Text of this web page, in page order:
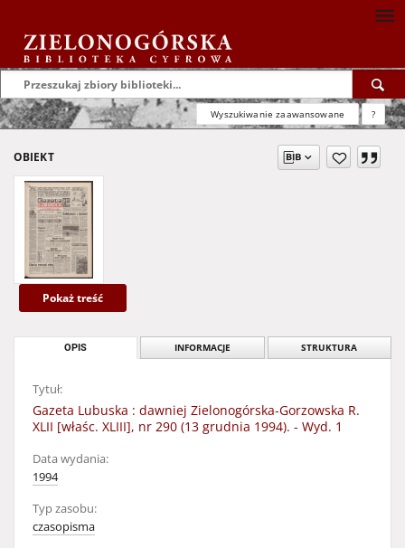
Wyszukiwanie zaawansowane ?
OBIEKT
Pokaż treść
OPIS INFORMACJE STRUKTURA
Tytuł:
Gazeta Lubuska : dawniej Zielonogórska-Gorzowska R.
XLII [właśc. XLIII], nr 290 (13 grudnia 1994). - Wyd. 1
Data wydania:
1994
Typ zasobu:
czasopisma